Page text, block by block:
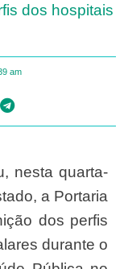
dos hospitais
am
a Portaria
dos perfis
durante o